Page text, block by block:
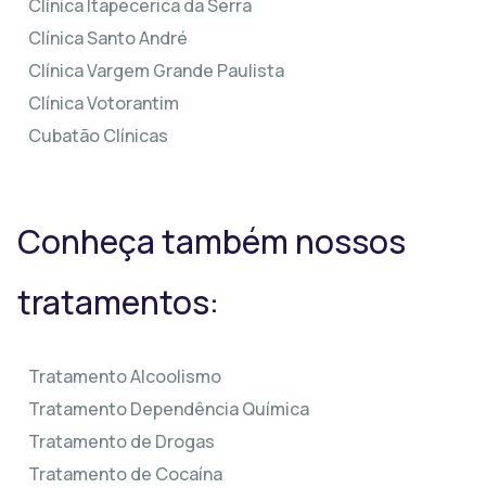
Clínica Itapecerica da Serra
Clínica Santo André
Clínica Vargem Grande Paulista
Clínica Votorantim
Cubatão Clínicas
Conheça também nossos
tratamentos:
Tratamento Alcoolismo
Tratamento Dependência Química
Tratamento de Drogas
Tratamento de Cocaína